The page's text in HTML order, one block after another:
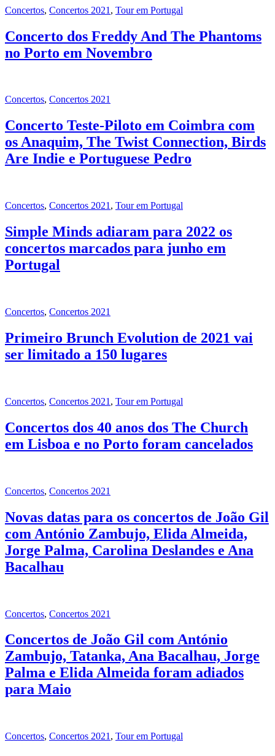
Concertos, Concertos 2021 , Tour em Portugal
Concerto dos Freddy And The Phantoms
no Porto em Novembro
Concertos, Concertos 2021
Concerto Teste-Piloto em Coimbra com
os Anaquim, The Twist Connection, Birds
Are Indie e Portuguese Pedro
Concertos, Concertos 2021 , Tour em Portugal
Simple Minds adiaram para 2022 os
concertos marcados para junho em
Portugal
Concertos, Concertos 2021
Primeiro Brunch Evolution de 2021 vai
ser limitado a 150 lugares
Concertos, Concertos 2021 , Tour em Portugal
Concertos dos 40 anos dos The Church
em Lisboa e no Porto foram cancelados
Concertos, Concertos 2021
Novas datas para os concertos de João Gil
com António Zambujo, Elida Almeida,
Jorge Palma, Carolina Deslandes e Ana
Bacalhau
Concertos, Concertos 2021
Concertos de João Gil com António
Zambujo, Tatanka, Ana Bacalhau, Jorge
Palma e Elida Almeida foram adiados
para Maio
Concertos, Concertos 2021 , Tour em Portugal